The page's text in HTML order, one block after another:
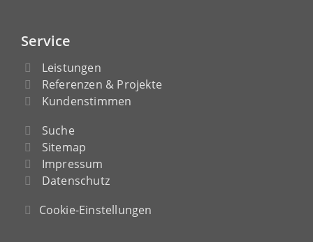
Service
Leistungen
Referenzen & Projekte
Kundenstimmen
Suche
Sitemap
Impressum
Datenschutz
Cookie-Einstellungen